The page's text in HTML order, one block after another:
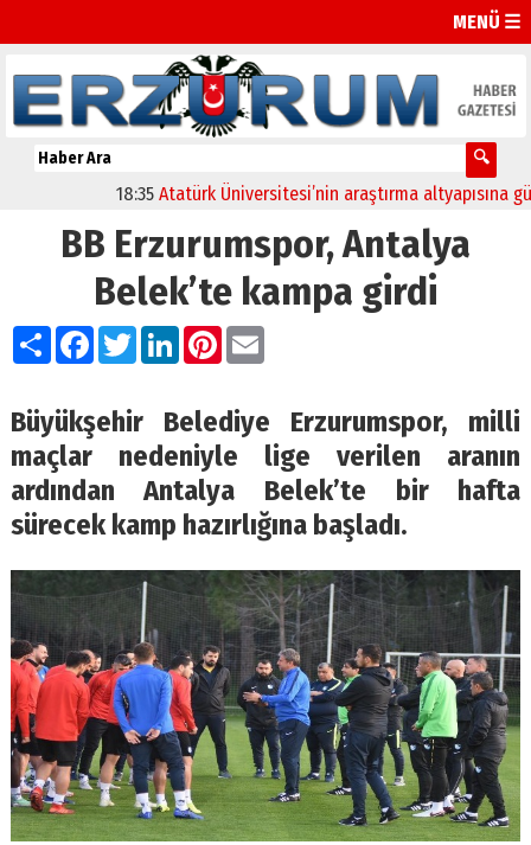
MENÜ ☰
18:35 Atatürk Üniversitesi’nin araştırma altyapısına güçlü
BB Erzurumspor, Antalya
Belek’te kampa girdi
PaylaşFacebook
TwitterLinkedIn
Pinterest
Email
Büyükşehir Belediye Erzurumspor, milli
maçlar nedeniyle lige verilen aranın
ardından Antalya Belek’te bir hafta
sürecek kamp hazırlığına başladı.